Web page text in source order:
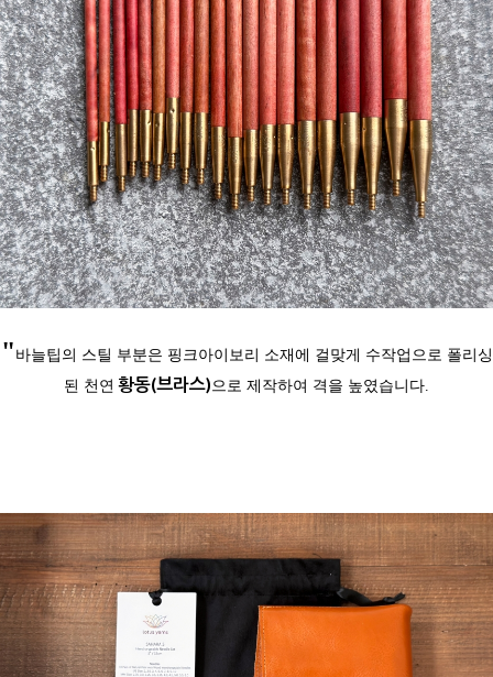
" 바늘팁의 스틸 부분은 핑크아이보리 소재에 걸맞게 수작업으로 폴리싱
된 천연 황동(브라스)으로 제작하여 격을 높였습니다.